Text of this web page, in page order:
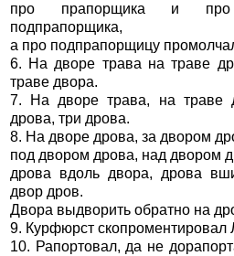
про прапорщика и про
подпрапорщика,
а про подпрапорщицу
6. На дворе трава на траве
траве двора.
7. На дворе трава, на траве
дрова, три дрова.
8. На дворе дрова, за двором
под двором дрова, над двором
дрова вдоль двора, дрова
двор дров.
Двора выдворить обратно на
9. Курфюрст скопроментировал
10. Рапортовал, да не